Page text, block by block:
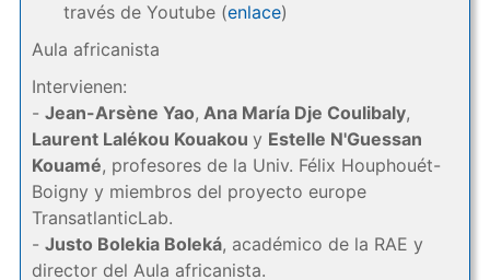
través de Youtube (enlace)
Aula africanista
Intervienen:
- Jean-Arsène Yao, Ana María Dje Coulibaly,
Laurent Lalékou Kouakou y Estelle N'Guessan
Kouamé, profesores de la Univ. Félix Houphouét-
Boigny y miembros del proyecto europe
TransatlanticLab.
- Justo Bolekia Boleká, académico de la RAE y
director del Aula africanista.